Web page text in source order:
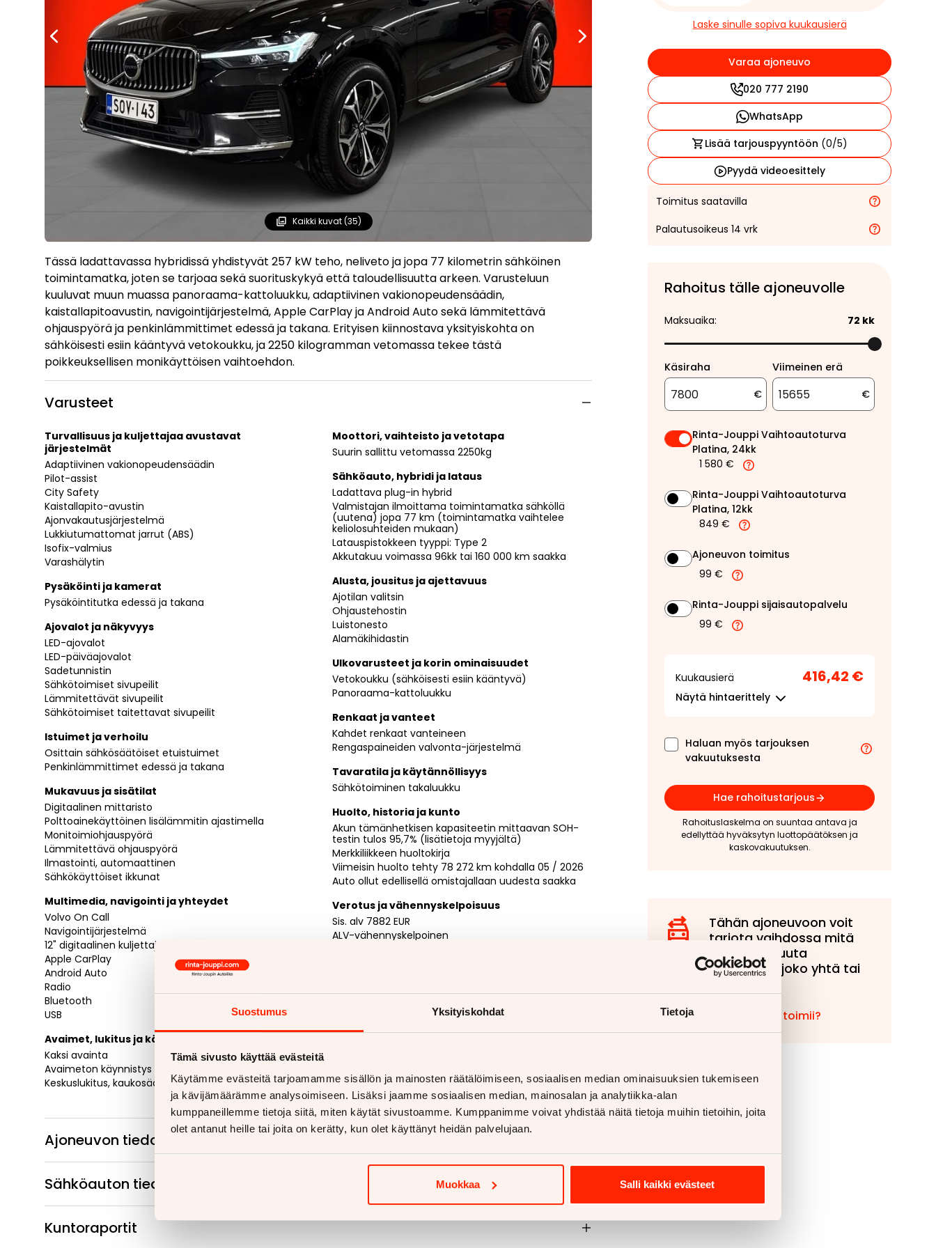
Suostumus Yksityiskohdat Tietoja
Tämä sivusto käyttää evästeitä
Käytämme evästeitä tarjoamamme sisällön ja mainosten räätälöimiseen, sosiaalisen median ominaisuuksien tukemiseen
ja kävijämäärämme analysoimiseen. Lisäksi jaamme sosiaalisen median, mainosalan ja analytiikka-alan
kumppaneillemme tietoja siitä, miten käytät sivustoamme. Kumppanimme voivat yhdistää näitä tietoja muihin tietoihin, joita
olet antanut heille tai joita on kerätty, kun olet käyttänyt heidän palvelujaan.
Muokkaa Salli kaikki evästeet
Kaikki kuvat (35)
Tässä ladattavassa hybridissä yhdistyvät 257 kW teho, neliveto ja jopa 77 kilometrin sähköinen
toimintamatka, joten se tarjoaa sekä suorituskykyä että taloudellisuutta arkeen. Varusteluun
kuuluvat muun muassa panoraama-kattoluukku, adaptiivinen vakionopeudensäädin,
kaistallapitoavustin, navigointijärjestelmä, Apple CarPlay ja Android Auto sekä lämmitettävä
ohjauspyörä ja penkinlämmittimet edessä ja takana. Erityisen kiinnostava yksityiskohta on
sähköisesti esiin kääntyvä vetokoukku, ja 2250 kilogramman vetomassa tekee tästä
poikkeuksellisen monikäyttöisen vaihtoehdon.
Varusteet
Turvallisuus ja kuljettajaa avustavat
järjestelmät
Adaptiivinen vakionopeudensäädin
Pilot-assist
City Safety
Kaistallapito-avustin
Ajonvakautusjärjestelmä
Lukkiutumattomat jarrut (ABS)
Isofix-valmius
Varashälytin
Pysäköinti ja kamerat
Pysäköintitutka edessä ja takana
Ajovalot ja näkyvyys
LED-ajovalot
LED-päiväajovalot
Sadetunnistin
Sähkötoimiset sivupeilit
Lämmitettävät sivupeilit
Sähkötoimiset taitettavat sivupeilit
Istuimet ja verhoilu
Osittain sähkösäätöiset etuistuimet
Penkinlämmittimet edessä ja takana
Mukavuus ja sisätilat
Digitaalinen mittaristo
Polttoainekäyttöinen lisälämmitin ajastimella
Monitoimiohjauspyörä
Lämmitettävä ohjauspyörä
Ilmastointi, automaattinen
Sähkökäyttöiset ikkunat
Multimedia, navigointi ja yhteydet
Volvo On Call
Navigointijärjestelmä
12" digitaalinen kuljettajanäyttö
Apple CarPlay
Android Auto
Radio
Bluetooth
USB
Avaimet, lukitus ja käynnistys
Kaksi avainta
Avaimeton käynnistys
Keskuslukitus, kaukosäätöinen
Moottori, vaihteisto ja vetotapa
Suurin sallittu vetomassa 2250kg
Sähköauto, hybridi ja lataus
Ladattava plug-in hybrid
Valmistajan ilmoittama toimintamatka sähköllä
(uutena) jopa 77 km (toimintamatka vaihtelee
keliolosuhteiden mukaan)
Latauspistokkeen tyyppi: Type 2
Akkutakuu voimassa 96kk tai 160 000 km saakka
Alusta, jousitus ja ajettavuus
Ajotilan valitsin
Ohjaustehostin
Luistonesto
Alamäkihidastin
Ulkovarusteet ja korin ominaisuudet
Vetokoukku (sähköisesti esiin kääntyvä)
Panoraama-kattoluukku
Renkaat ja vanteet
Kahdet renkaat vanteineen
Rengaspaineiden valvonta-järjestelmä
Tavaratila ja käytännöllisyys
Sähkötoiminen takaluukku
Huolto, historia ja kunto
Akun tämänhetkisen kapasiteetin mittaavan SOH-
testin tulos 95,7% (lisätietoja myyjältä)
Merkkiliikkeen huoltokirja
Viimeisin huolto tehty 78 272 km kohdalla 05 / 2026
Auto ollut edellisellä omistajallaan uudesta saakka
Verotus ja vähennyskelpoisuus
Sis. alv 7882 EUR
ALV-vähennyskelpoinen
muuta ajoneuvoa (yhtä tai vaikka useampaakin)
Ajoneuvon tiedot
Sähköauton tiedot
Kuntoraportit
Laske sinulle sopiva kuukausierä
Varaa ajoneuvo
020 777 2190
WhatsApp
Lisää tarjouspyyntöön (0/5)
Pyydä videoesittely
Toimitus saatavilla
Palautusoikeus 14 vrk
Rahoitus tälle ajoneuvolle
Maksuaika: 72 kk
Käsiraha
€
Viimeinen erä
€
Rinta-Jouppi Vaihtoautoturva
Platina, 24kk
1 580 €
Rinta-Jouppi Vaihtoautoturva
Platina, 12kk
849 €
Ajoneuvon toimitus
99 €
Rinta-Jouppi sijaisautopalvelu
99 €
Kuukausierä 416,42 €
Näytä hintaerittely
Haluan myös tarjouksen
vakuutuksesta
Hae rahoitustarjous
Rahoituslaskelma on suuntaa antava ja
edellyttää hyväksytyn luottopäätöksen ja
kaskovakuutuksen.
Tähän ajoneuvoon voit
tarjota vaihdossa mitä
tahansa muuta
ajoneuvoa, joko yhtä tai
Miten vaihto toimii?